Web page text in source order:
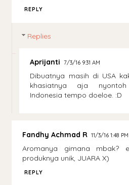
REPLY
Replies
Aprijanti 7/3/16 9:31 AM
Dibuatnya masih di USA
khasiatnya aja
Indonesia tempo doeloe. :D
Fandhy Achmad R 11/3/16 1:48 PM
Aromanya gimana mbak?
produknya unik, JUARA X)
REPLY